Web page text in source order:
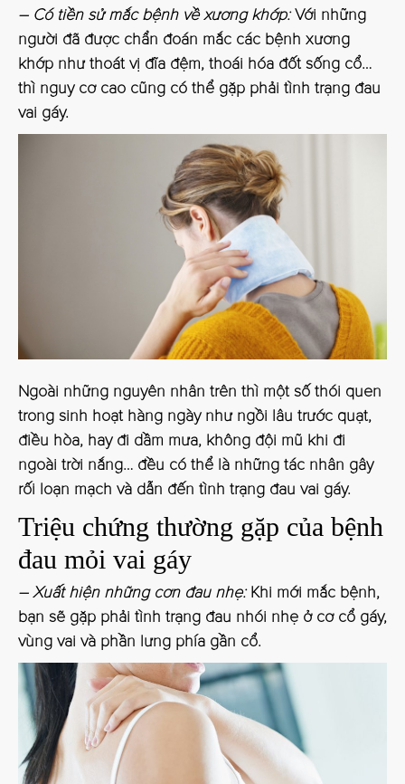
– Có tiền sử mắc bệnh về xương khớp:Với những
người đã được chẩn đoán mắc các bệnh xương
khớp như thoát vị đĩa đệm, thoái hóa đốt sống cổ…
thì nguy cơ cao cũng có thể gặp phải tình trạng đau
vai gáy.
Ngoài những nguyên nhân trên thì một số thói quen
trong sinh hoạt hàng ngày như ngồi lâu trước quạt,
điều hòa, hay đi dầm mưa, không đội mũ khi đi
ngoài trời nắng… đều có thể là những tác nhân gây
rối loạn mạch và dẫn đến tình trạng đau vai gáy.
Triệu chứng thường gặp của bệnh
đau mỏi vai gáy
– Xuất hiện những cơn đau nhẹ:Khi mới mắc bệnh,
bạn sẽ gặp phải tình trạng đau nhói nhẹ ở cơ cổ gáy,
vùng vai và phần lưng phía gần cổ.